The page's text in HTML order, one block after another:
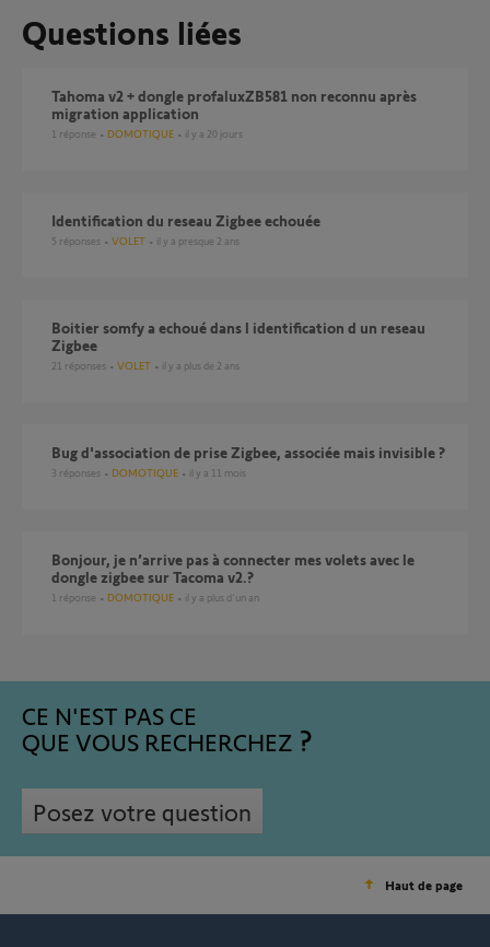
Questions liées
tahoma v2 + dongle profaluxZB581 non reconnu après
migration application
1 réponse DOMOTIQUE il y a 20 jours
Identification du reseau Zigbee echouée
5 réponses VOLET il y a presque 2 ans
Boitier somfy a echoué dans l identification d un reseau
Zigbee
21 réponses VOLET il y a plus de 2 ans
Bug d'association de prise Zigbee, associée mais invisible ?
3 réponses DOMOTIQUE il y a 11 mois
Bonjour, je n’arrive pas à connecter mes volets avec le
dongle zigbee sur Tacoma v2.?
1 réponse DOMOTIQUE il y a plus d'un an
CE N'EST PAS CE
QUE VOUS RECHERCHEZ
Posez votre question
Haut de page